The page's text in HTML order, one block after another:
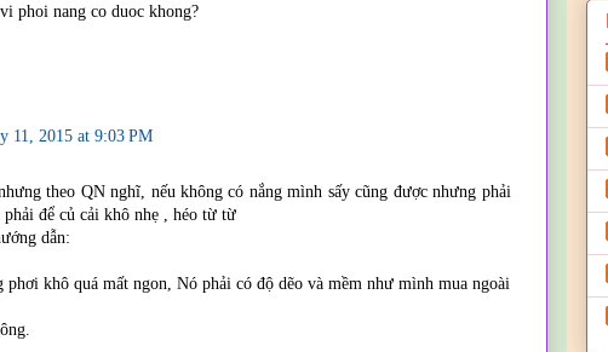
phoi nang co duoc khong?
11, 2015 at 9:03 PM
theo QN nghĩ, nếu không có nắng mình sấy cũng được nhưng phải
để củ cải khô nhẹ , héo từ từ
dẫn:
khô quá mất ngon, Nó phải có độ dẽo và mềm như mình mua ngoài